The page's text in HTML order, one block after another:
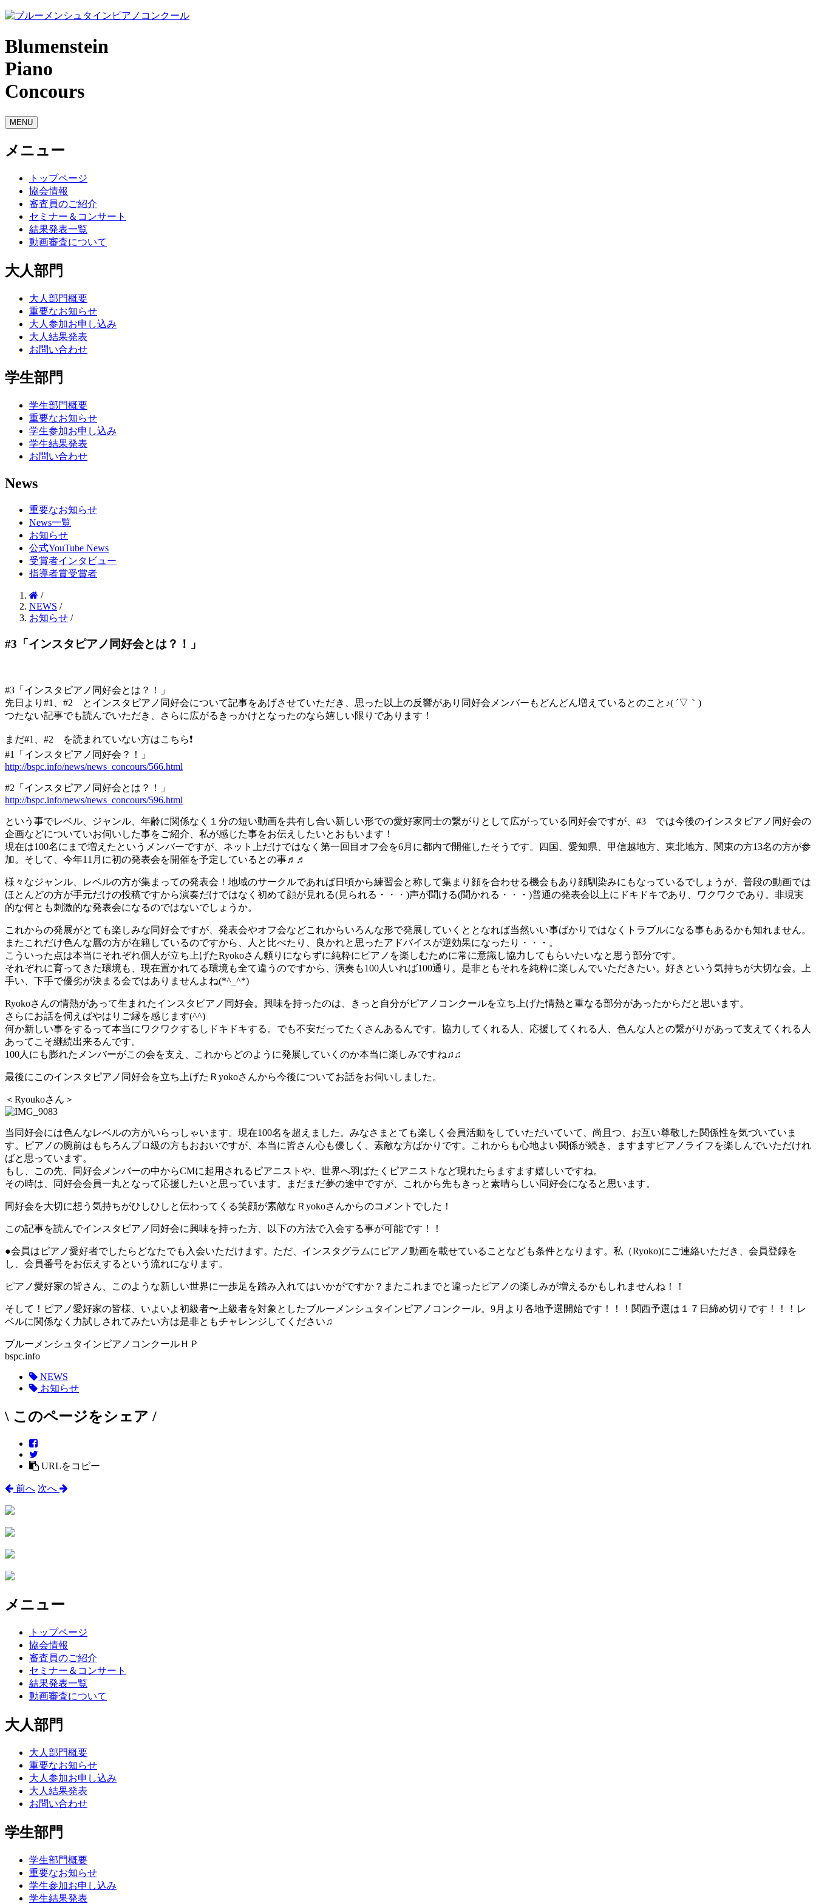
Blumenstein
Piano
Concours
MENU
メニュー
トップページ
協会情報
審査員のご紹介
セミナー＆コンサート
結果発表一覧
動画審査について
大人部門
大人部門概要
重要なお知らせ
大人参加お申し込み
大人結果発表
お問い合わせ
学生部門
学生部門概要
重要なお知らせ
学生参加お申し込み
学生結果発表
お問い合わせ
News
重要なお知らせ
News一覧
お知らせ
公式YouTube News
受賞者インタビュー
指導者賞受賞者
/
NEWS /
お知らせ /
#3「インスタピアノ同好会とは？！」
#3「インスタピアノ同好会とは？！」
先日より#1、#2 とインスタピアノ同好会について記事をあげさせていただき、思った以上の反響があり同好会メンバーもどんどん増えているとのこと♪( ´▽｀)
つたない記事でも読んでいただき、さらに広がるきっかけとなったのなら嬉しい限りであります！
まだ#1、#2 を読まれていない方はこちら❗️
#1「インスタピアノ同好会？！」
http://bspc.info/news/news_concours/566.html
#2「インスタピアノ同好会とは？！」
http://bspc.info/news/news_concours/596.html
という事でレベル、ジャンル、年齢に関係なく１分の短い動画を共有し合い新しい形での愛好家同士の繋がりとして広がっている同好会ですが、#3 では今後のインスタピアノ同好会の
企画などについていお伺いした事をご紹介、私が感じた事をお伝えしたいとおもいます！
現在は100名にまで増えたというメンバーですが、ネット上だけではなく第一回目オフ会を6月に都内で開催したそうです。四国、愛知県、甲信越地方、東北地方、関東の方13名の方が参
加。そして、今年11月に初の発表会を開催を予定しているとの事♬♬
様々なジャンル、レベルの方が集まっての発表会！地域のサークルであれば日頃から練習会と称して集まり顔を合わせる機会もあり顔馴染みにもなっているでしょうが、普段の動画では
ほとんどの方が手元だけの投稿ですから演奏だけではなく初めて顔が見れる(見られる・・・)声が聞ける(聞かれる・・・)普通の発表会以上にドキドキであり、ワクワクであり。非現実
的な何とも刺激的な発表会になるのではないでしょうか。
これからの発展がとても楽しみな同好会ですが、発表会やオフ会などこれからいろんな形で発展していくととなれば当然いい事ばかりではなくトラブルになる事もあるかも知れません。
またこれだけ色んな層の方が在籍しているのですから、人と比べたり、良かれと思ったアドバイスが逆効果になったり・・・。
こういった点は本当にそれぞれ個人が立ち上げたRyokoさん頼りにならずに純粋にピアノを楽しむために常に意識し協力してもらいたいなと思う部分です。
それぞれに育ってきた環境も、現在置かれてる環境も全て違うのですから、演奏も100人いれば100通り。是非ともそれを純粋に楽しんでいただきたい。好きという気持ちが大切な会。上
手い、下手で優劣が決まる会ではありませんよね(*^_^*)
Ryokoさんの情熱があって生まれたインスタピアノ同好会。興味を持ったのは、きっと自分がピアノコンクールを立ち上げた情熱と重なる部分があったからだと思います。
さらにお話を伺えばやはりご縁を感じます(^^)
何か新しい事をするって本当にワクワクするしドキドキする。でも不安だってたくさんあるんです。協力してくれる人、応援してくれる人、色んな人との繋がりがあって支えてくれる人
あってこそ継続出来るんです。
100人にも膨れたメンバーがこの会を支え、これからどのように発展していくのか本当に楽しみですね♫♫
最後にこのインスタピアノ同好会を立ち上げたＲyokoさんから今後についてお話をお伺いしました。
＜Ryoukoさん＞
当同好会には色んなレベルの方がいらっしゃいます。現在100名を超えました。みなさまとても楽しく会員活動をしていただいていて、尚且つ、お互い尊敬した関係性を気づいていま
す。ピアノの腕前はもちろんプロ級の方もおおいですが、本当に皆さん心も優しく、素敵な方ばかりです。これからも心地よい関係が続き、ますますピアノライフを楽しんでいただけれ
ばと思っています。
もし、この先、同好会メンバーの中からCMに起用されるピアニストや、世界へ羽ばたくピアニストなど現れたらますます嬉しいですね。
その時は、同好会会員一丸となって応援したいと思っています。まだまだ夢の途中ですが、これから先もきっと素晴らしい同好会になると思います。
同好会を大切に想う気持ちがひしひしと伝わってくる笑顔が素敵なＲyokoさんからのコメントでした！
この記事を読んでインスタピアノ同好会に興味を持った方、以下の方法で入会する事が可能です！！
●会員はピアノ愛好者でしたらどなたでも入会いただけます。ただ、インスタグラムにピアノ動画を載せていることなども条件となります。私（Ryoko)にご連絡いただき、会員登録を
し、会員番号をお伝えするという流れになります。
ピアノ愛好家の皆さん、このような新しい世界に一歩足を踏み入れてはいかがですか？またこれまでと違ったピアノの楽しみが増えるかもしれませんね！！
そして！ピアノ愛好家の皆様、いよいよ初級者〜上級者を対象としたブルーメンシュタインピアノコンクール。9月より各地予選開始です！！！関西予選は１７日締め切りです！！！レ
ベルに関係なく力試しされてみたい方は是非ともチャレンジしてください♫
ブルーメンシュタインピアノコンクールＨＰ
bspc.info
NEWS
お知らせ
\ このページをシェア /
URLをコピー
前へ 次へ
メニュー
トップページ
協会情報
審査員のご紹介
セミナー＆コンサート
結果発表一覧
動画審査について
大人部門
大人部門概要
重要なお知らせ
大人参加お申し込み
大人結果発表
お問い合わせ
学生部門
学生部門概要
重要なお知らせ
学生参加お申し込み
学生結果発表